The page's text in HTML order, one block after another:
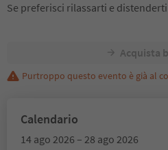
Se preferisci rilassarti e
Acquista
Purtroppo questo evento è già al
Calendario
14 ago 2026 – 28 ago 2026